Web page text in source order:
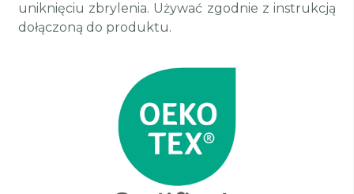
uniknięciu zbrylenia. Używać zgodnie z instrukcją
dołączoną do produktu.